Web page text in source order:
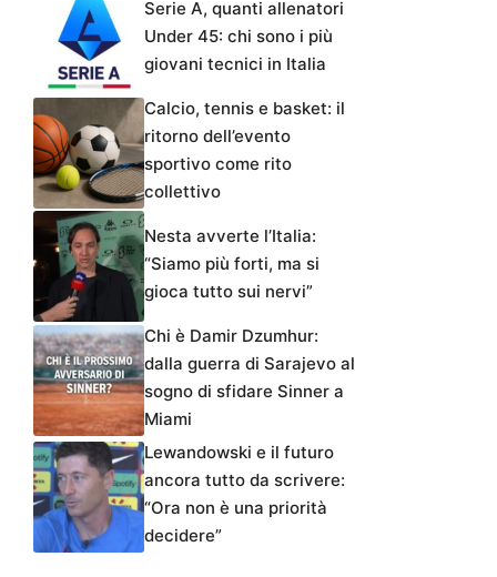
Serie A, quanti allenatori
Under 45: chi sono i più
giovani tecnici in Italia
Calcio, tennis e basket: il
ritorno dell’evento
sportivo come rito
collettivo
Nesta avverte l’Italia:
“Siamo più forti, ma si
gioca tutto sui nervi”
Chi è Damir Dzumhur:
dalla guerra di Sarajevo al
sogno di sfidare Sinner a
Miami
Lewandowski e il futuro
ancora tutto da scrivere:
“Ora non è una priorità
decidere”